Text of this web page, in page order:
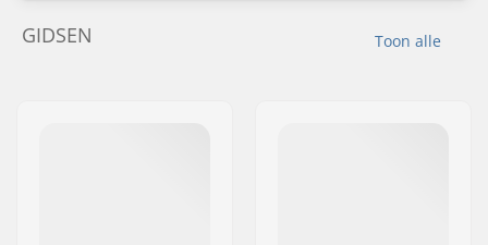
Toon alle
GIDSEN